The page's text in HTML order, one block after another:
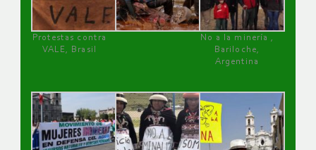
Protestas contra
VALE, Brasil
No a la minería ,
Bariloche,
Argentina